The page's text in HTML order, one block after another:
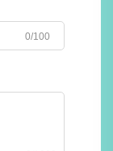
0/100